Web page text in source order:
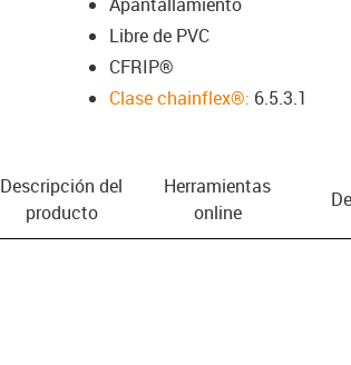
Libre de PVC
CFRIP®
Clase chainflex®: 6.5.3.1
Descripción del
producto
Herramientas
online